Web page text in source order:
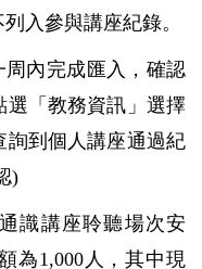
入參與講座紀錄。
內完成匯入，確認
選「教務資訊」選擇
詢到個人講座通過紀
)
識講座聆聽場次安
為1,000人，其中現